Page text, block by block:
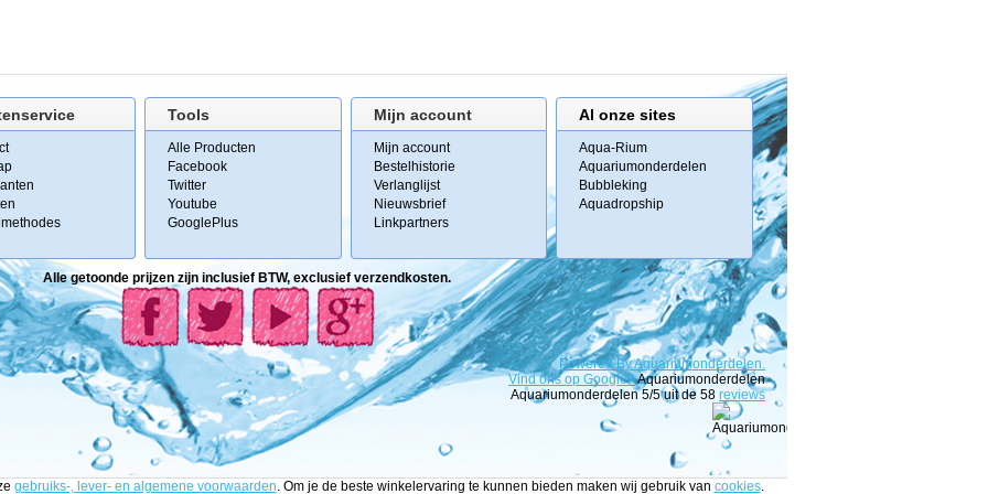
Tools
Alle Producten
Facebook
Twitter
Youtube
GooglePlus
Mijn account
Mijn account
Bestelhistorie
Verlanglijst
Nieuwsbrief
Linkpartners
Al onze sites
Aqua-Rium
Aquariumonderdelen
Bubbleking
Aquadropship
Alle getoonde prijzen zijn inclusief BTW, exclusief verzendkosten.
PoweredByAquariumonderdelen.
Vind ons op Google+Aquariumonderdelen
Aquariumonderdelen 5/5 uit de 58 reviews
gebruiks-, lever- en algemene voorwaarden. Om je de beste winkelervaring te kunnen bieden maken wij gebruik van cookies.